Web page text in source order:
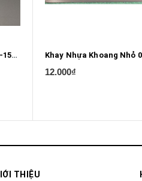
Khay khoang hình nón 4-15/16" x 4-15/16"
12.000₫
THIỆU